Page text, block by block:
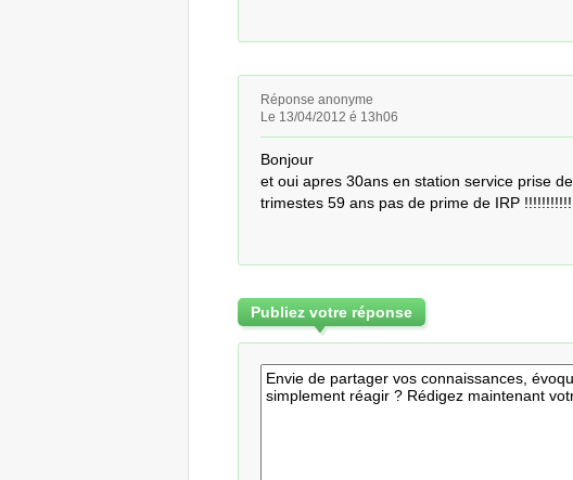
Réponse anonyme
Le 13/04/2012 é 13h06
Bonjour
et oui apres 30ans en station service prise
trimestes 59 ans pas de prime de IRP
Publiez votre réponse